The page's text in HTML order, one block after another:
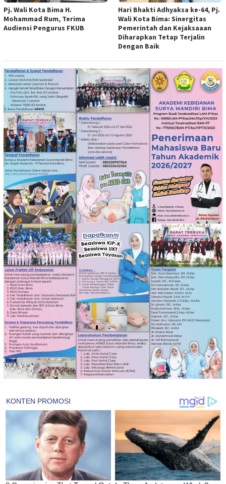
Pj. Wali Kota Bima H.
Mohammad Rum, Terima
Audiensi Pengurus FKUB
Hari Bhakti Adhyaksa ke-64, Pj.
Wali Kota Bima: Sinergitas
Pemerintah dan Kejaksaaan
Diharapkan Tetap Terjalin
Dengan Baik